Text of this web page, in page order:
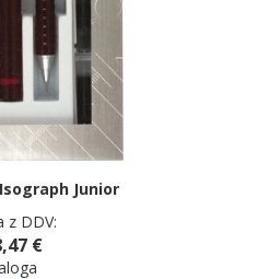
Junior
z DDV:
€